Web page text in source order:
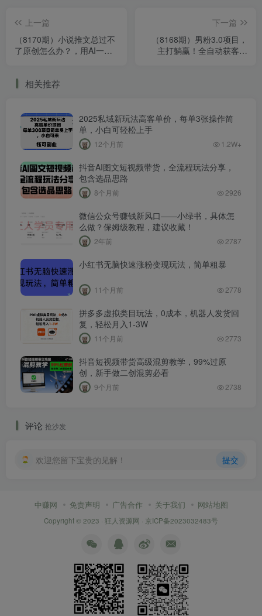
上一篇
（8170期）小说推文总过不
了原创怎么办？，用AI一键
下一篇
（8168期）男粉3.0项目，
主打躺赢！全自动获客渠
相关推荐
2025私域新玩法高客单价，每单3张操作简
单，小白可轻松上手
12个月前 1.2W+
抖音AI图文短视频带货，全流程玩法分享，
包含选品思路
8个月前 2926
微信公众号赚钱新风口——小绿书，具体怎
么做？保姆级教程，建议收藏！
2年前 2787
小红书无脑快速涨粉变现玩法，简单粗暴
11个月前 2778
拼多多虚拟类目玩法，0成本，机器人发货回
复，轻松月入1-3W
11个月前 2773
抖音短视频带货高级混剪教学，99%过原
创，新手做二创混剪必看
9个月前 2738
评论 抢沙发
欢迎您留下宝贵的见解！ 提交
中赚网 免责声明 广告合作 关于我们 网站地图
Copyright © 2023 · 狂人资源网 · 京ICP备2023032483号